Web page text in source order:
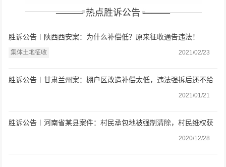
——— 热点胜诉公告 ———
胜诉公告︱陕西西安案：为什么补偿低？原来征收通告违法！
集体土地征收 2021/02/23
胜诉公告︱甘肃兰州案：棚户区改造补偿太低，违法强拆后还不给
2021/01/21
胜诉公告︱河南省某县案件：村民承包地被强制清除，村民维权获
2020/12/28